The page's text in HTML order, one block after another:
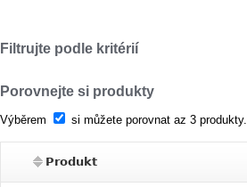
Filtrujte podle kritérií
Porovnejte si produkty
Výběrem si můžete porovnat az 3 produkty.
Produkt